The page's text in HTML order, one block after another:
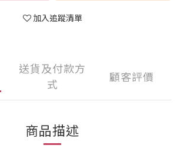
加入追蹤清單
送貨及付款方
式
顧客評價
商品描述